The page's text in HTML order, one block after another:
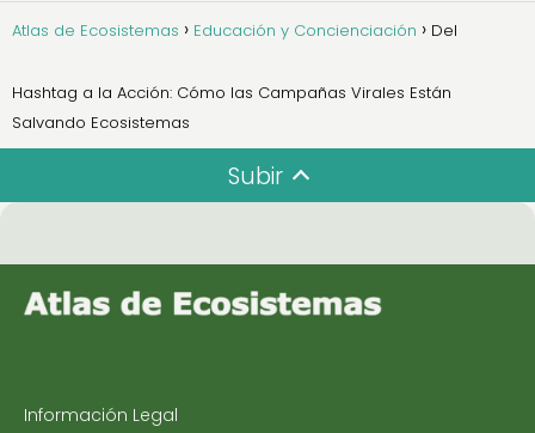
Atlas de Ecosistemas Educación y Concienciación Del
Hashtag a la Acción: Cómo las Campañas Virales Están
Salvando Ecosistemas
Subir
Información Legal